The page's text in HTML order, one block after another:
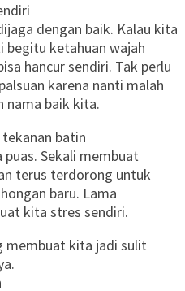
dengan baik. Kalau kita
begitu ketahuan wajah
hancur sendiri. Tak perlu
karena nanti malah
nama baik kita.
batin
Sekali membuat
terus terdorong untuk
baru. Lama
kita stres sendiri.
membuat kita jadi sulit